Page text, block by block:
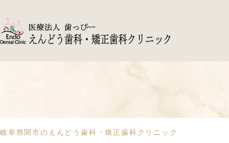
岐阜県関市のえんどう歯科・矯正歯科クリニック